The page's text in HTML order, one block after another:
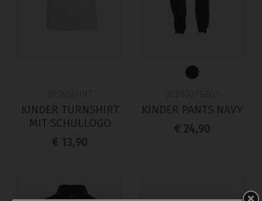
KINDER TURNSHIRT
MIT SCHULLOGO
€ 13,90
KINDER PANTS NAVY
€ 24,90